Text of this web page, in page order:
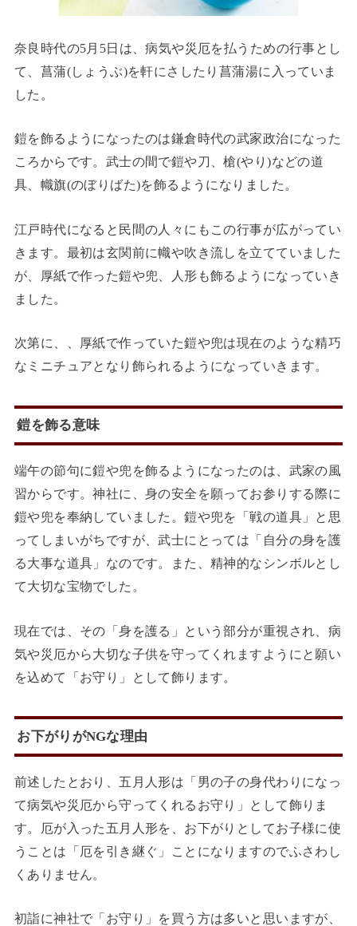
奈良時代の5月5日は、病気や災厄を払うための行事とし
て、菖蒲(しょうぶ)を軒にさしたり菖蒲湯に入っていま
した。
鎧を飾るようになったのは鎌倉時代の武家政治になった
ころからです。武士の間で鎧や刀、槍(やり)などの道
具、幟旗(のぼりばた)を飾るようになりました。
江戸時代になると民間の人々にもこの行事が広がってい
きます。最初は玄関前に幟や吹き流しを立てていました
が、厚紙で作った鎧や兜、人形も飾るようになっていき
ました。
次第に、、厚紙で作っていた鎧や兜は現在のような精巧
なミニチュアとなり飾られるようになっていきます。
鎧を飾る意味
端午の節句に鎧や兜を飾るようになったのは、武家の風
習からです。神社に、身の安全を願ってお参りする際に
鎧や兜を奉納していました。鎧や兜を「戦の道具」と思
ってしまいがちですが、武士にとっては「自分の身を護
る大事な道具」なのです。また、精神的なシンボルとし
て大切な宝物でした。
現在では、その「身を護る」という部分が重視され、病
気や災厄から大切な子供を守ってくれますようにと願い
を込めて「お守り」として飾ります。
お下がりがNGな理由
前述したとおり、五月人形は「男の子の身代わりになっ
て病気や災厄から守ってくれるお守り」として飾りま
す。厄が入った五月人形を、お下がりとしてお子様に使
うことは「厄を引き継ぐ」ことになりますのでふさわし
くありません。
初詣に神社で「お守り」を買う方は多いと思いますが、